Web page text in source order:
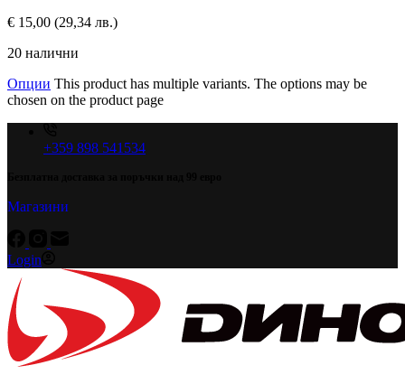
€ 15,00 (29,34 лв.)
20 налични
Опции This product has multiple variants. The options may be
chosen on the product page
+359 898 541534
Магазини
Login